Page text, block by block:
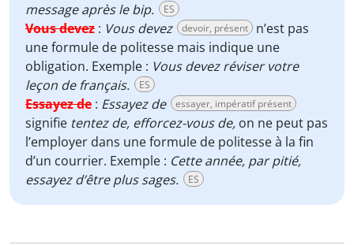
message après le bip.
ES
Vous devez : Vous devez devoir, présent
n’est pas
une formule de politesse mais indique une
obligation. Exemple : Vous devez réviser votre
leçon de français.
ES
Essayez de : Essayez de essayer, impératif présent
signifie tentez de, efforcez-vous de, on ne peut pas
l’employer dans une formule de politesse à la fin
d’un courrier. Exemple : Cette année, par pitié,
essayez d’être plus sages.
ES